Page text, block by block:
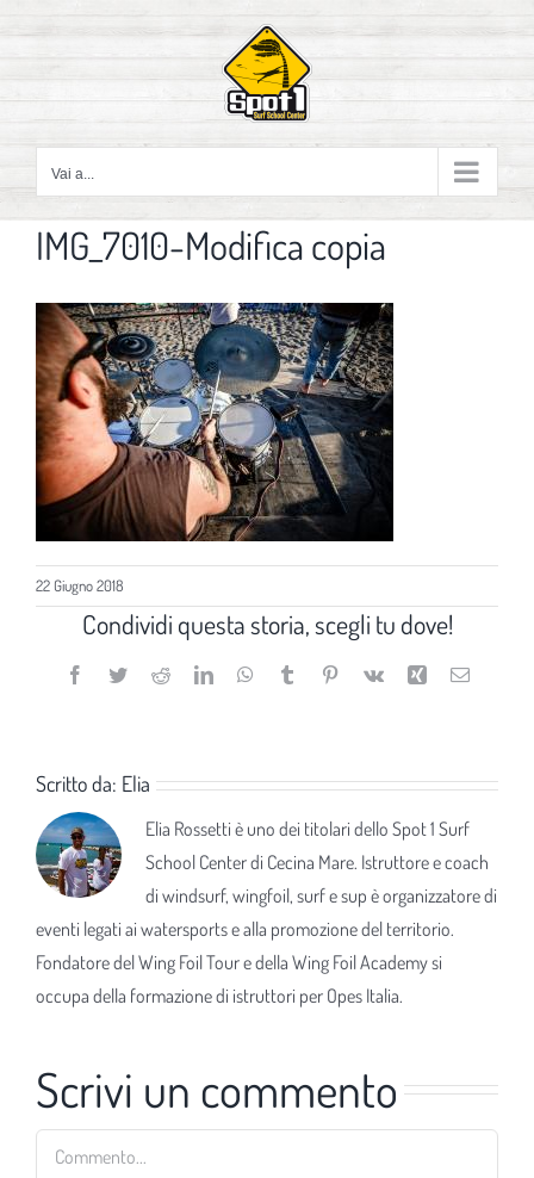
contenuto
Vai a...
IMG_7010-Modifica copia
22 Giugno 2018
Condividi questa storia, scegli tu dove!
Facebook
TwitterRedditLinkedInWhatsApp
TumblrPinterest
Vk Xing Email
Scritto da: Elia
Elia Rossetti è uno dei titolari dello Spot 1 Surf
School Center di Cecina Mare. Istruttore e coach
di windsurf, wingfoil, surf e sup è organizzatore di
eventi legati ai watersports e alla promozione del territorio.
Fondatore del Wing Foil Tour e della Wing Foil Academy si
occupa della formazione di istruttori per Opes Italia.
Scrivi un commento
Commento